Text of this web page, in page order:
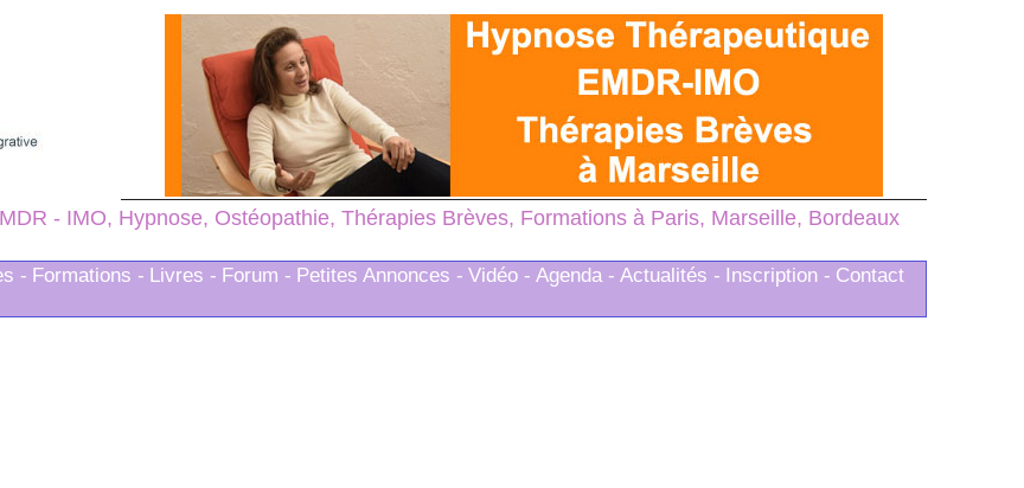
- IMO, Hypnose, Ostéopathie, Thérapies Brèves, Formations à Paris, Marseille, Bordeaux
- Formations - Livres - Forum - Petites Annonces - Vidéo - Agenda - Actualités - Inscription - Contact